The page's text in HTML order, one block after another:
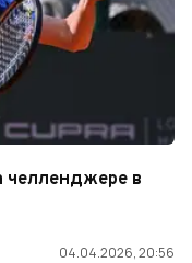
челленджере в
04.04.2026, 20:56